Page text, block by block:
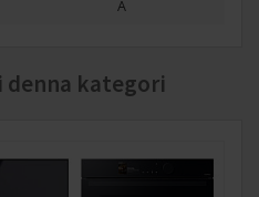
A
denna kategori